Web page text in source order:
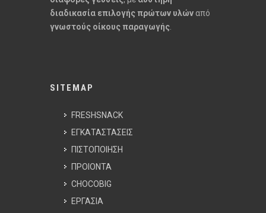
διαδικασία επιλογής πρώτων υλών από
γνωστούς οίκους παραγωγής
SITEMAP
FRESHSNACK
ΕΓΚΑΤΑΣΤΑΣΕΙΣ
ΠΙΣΤΟΠΟΙΗΣΗ
ΠΡΟΙΟΝΤΑ
CHOCOBIG
ΕΡΓΑΣΙΑ